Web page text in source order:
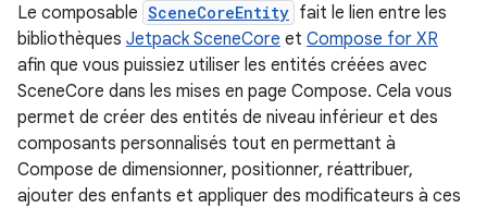
Le composable SceneCoreEntity fait le lien entre les
bibliothèques Jetpack SceneCore et Compose for XR
afin que vous puissiez utiliser les entités créées avec
SceneCore dans les mises en page Compose. Cela vous
permet de créer des entités de niveau inférieur et des
composants personnalisés tout en permettant à
Compose de dimensionner, positionner, réattribuer,
ajouter des enfants et appliquer des modificateurs à ces